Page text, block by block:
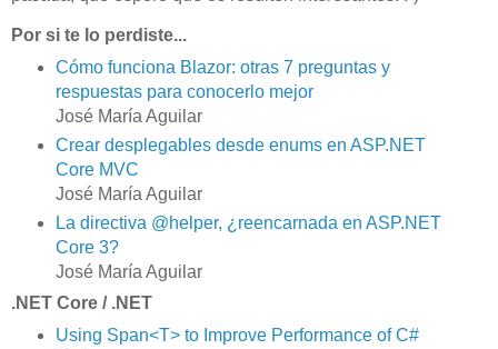
Por si te lo perdiste...
Cómo funciona Blazor: otras 7 preguntas y
respuestas para conocerlo mejor
José María Aguilar
Crear desplegables desde enums en ASP.NET
Core MVC
José María Aguilar
La directiva @helper, ¿reencarnada en ASP.NET
Core 3?
José María Aguilar
.NET Core / .NET
Using Span<T> to Improve Performance of C#